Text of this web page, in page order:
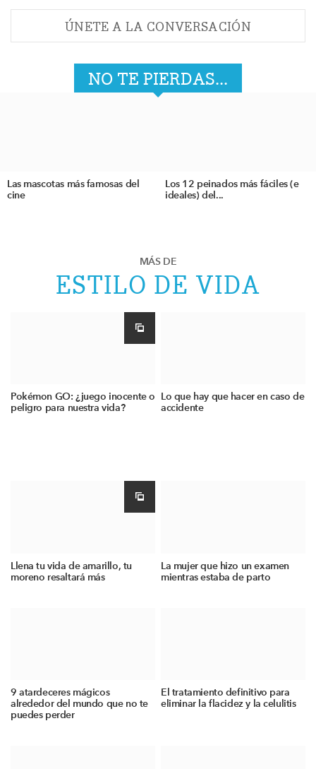
ÚNETE A LA CONVERSACIÓN
NO TE PIERDAS...
Las mascotas más famosas del
cine
Los 12 peinados más fáciles (e
ideales) del...
MÁS DE
ESTILO DE VIDA
Pokémon GO: ¿juego inocente o
peligro para nuestra vida?
Lo que hay que hacer en caso de
accidente
Llena tu vida de amarillo, tu
moreno resaltará más
La mujer que hizo un examen
mientras estaba de parto
9 atardeceres mágicos
alrededor del mundo que no te
puedes perder
El tratamiento definitivo para
eliminar la flacidez y la celulitis